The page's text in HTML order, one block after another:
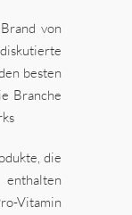
von
besten
Branche
die
Vitamin